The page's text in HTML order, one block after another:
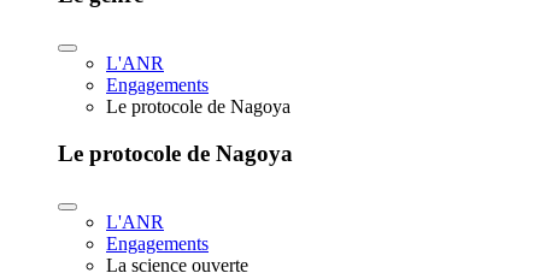
L'ANR
Engagements
Le protocole de Nagoya
Le protocole de Nagoya
L'ANR
Engagements
La science ouverte